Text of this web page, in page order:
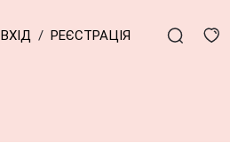
ВХІД / РЕЄСТРАЦІЯ